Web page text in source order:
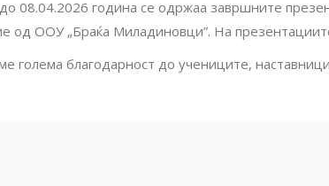
08.04.2026 година се одржаа завршните
од ООУ „Браќа Миладиновци”. На
голема благодарност до учениците,